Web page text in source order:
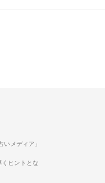
メディア」
ヒントとな